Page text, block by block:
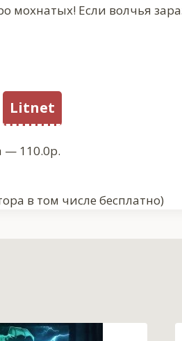
мохнатых! Если волчья
Litnet
— 110.0р.
в том числе бесплатно)